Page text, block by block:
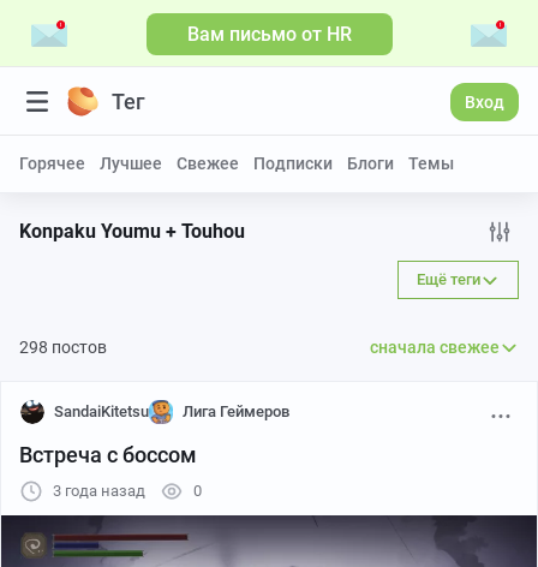
Вам письмо от HR
Тег Вход
Горячее Лучшее Свежее Подписки Блоги Темы
Konpaku Youmu + Touhou
Ещё теги
298 постов сначала свежее
SandaiKitetsu Лига Геймеров
Встреча с боссом
3 года назад 0